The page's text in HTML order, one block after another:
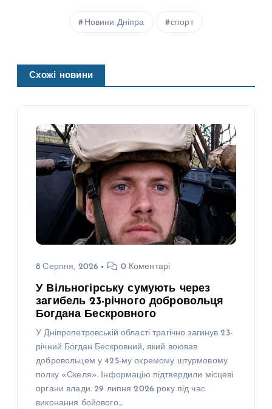
Новини Дніпра спорт
Схожі новини
8 Серпня, 2026 0 Коментарі
У Вільногірську сумують через
загибель 23-річного добровольця
Богдана Бескровного
У Дніпропетровській області трагічно загинув 23-
річний Богдан Бескровний, який воював
добровольцем у 425-му окремому штурмовому
полку «Скеля». Інформацію підтвердили місцеві
органи влади. 29 липня 2026 року під час
виконання бойового…